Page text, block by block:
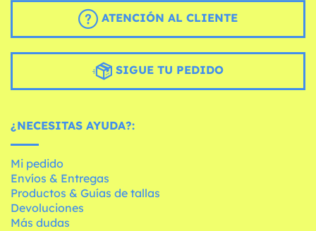
ATENCIÓN AL CLIENTE
SIGUE TU PEDIDO
¿NECESITAS AYUDA?:
Mi pedido
Envíos & Entregas
Productos & Guías de tallas
Devoluciones
Más dudas